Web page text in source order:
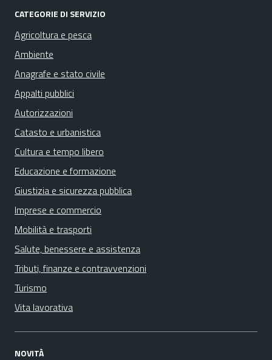
CATEGORIE DI SERVIZIO
Agricoltura e pesca
Ambiente
Anagrafe e stato civile
Appalti pubblici
Autorizzazioni
Catasto e urbanistica
Cultura e tempo libero
Educazione e formazione
Giustizia e sicurezza pubblica
Imprese e commercio
Mobilità e trasporti
Salute, benessere e assistenza
Tributi, finanze e contravvenzioni
Turismo
Vita lavorativa
NOVITÀ